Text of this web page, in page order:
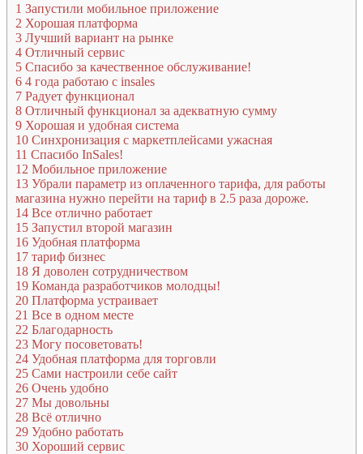
1 Запустили мобильное приложение
2 Хорошая платформа
3 Лучший вариант на рынке
4 Отличный сервис
5 Спасибо за качественное обслуживание!
6 4 года работаю с insales
7 Радует функционал
8 Отличный функционал за адекватную сумму
9 Хорошая и удобная система
10 Синхронизация с маркетплейсами ужасная
11 Спасибо InSales!
12 Мобильное приложение
13 Убрали параметр из оплаченного тарифа, для работы
магазина нужно перейти на тариф в 2.5 раза дороже.
14 Все отлично работает
15 Запустил второй магазин
16 Удобная платформа
17 тариф бизнес
18 Я доволен сотрудничеством
19 Команда разработчиков молодцы!
20 Платформа устраивает
21 Все в одном месте
22 Благодарность
23 Могу посоветовать!
24 Удобная платформа для торговли
25 Сами настроили себе сайт
26 Очень удобно
27 Мы довольны
28 Всё отлично
29 Удобно работать
30 Хороший сервис